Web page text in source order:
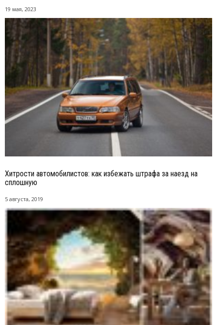
19 мая, 2023
Хитрости автомобилистов: как избежать штрафа за наезд на
сплошную
5 августа, 2019